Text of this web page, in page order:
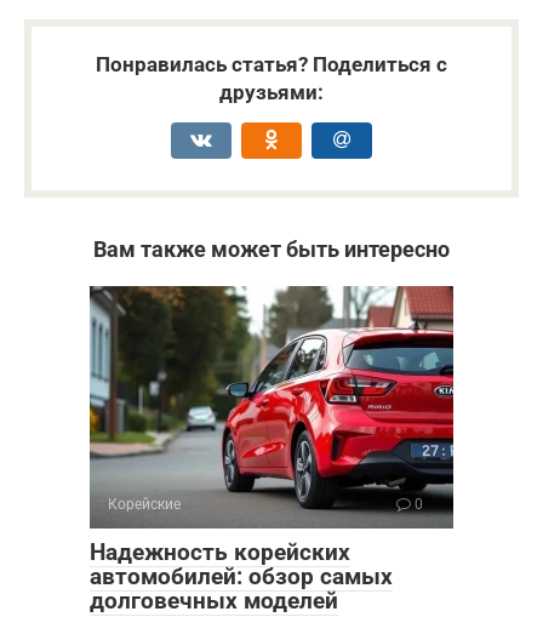
Понравилась статья? Поделиться с
друзьями:
Вам также может быть интересно
Корейские 0
Надежность корейских
автомобилей: обзор самых
долговечных моделей